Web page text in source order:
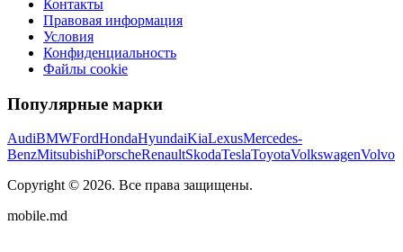
Контакты
Правовая информация
Условия
Конфиденциальность
Файлы cookie
Популярные марки
AudiBMWFordHondaHyundaiKiaLexusMercedes-
BenzMitsubishiPorscheRenaultSkodaTeslaToyotaVolkswagenVolvo
Copyright © 2026. Все права защищены.
mobile.md